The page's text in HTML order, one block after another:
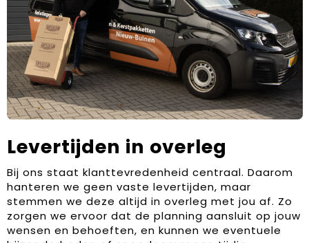
Levertijden in overleg
Bij ons staat klanttevredenheid centraal. Daarom
hanteren we geen vaste levertijden, maar
stemmen we deze altijd in overleg met jou af. Zo
zorgen we ervoor dat de planning aansluit op jouw
wensen en behoeften, en kunnen we eventuele